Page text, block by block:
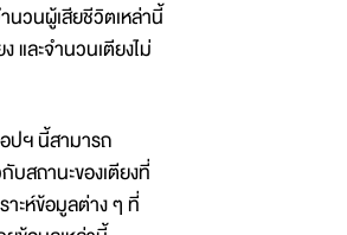
นวนผู้เสียชีวิตเหล่านี้
และจำนวนเตียงไม่
ปฯ นี้สามารถ
สถานะของเตียงที่
าะห์ข้อมูลต่าง ๆ ที่